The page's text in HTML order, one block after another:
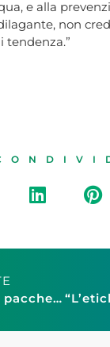
e alla
non
tendenza.”
Direttiva Ue pacchetti turistici, Assoturismo e Assoviaggi: “Serve maggiore chiarezza e trasparenza per imprese turistiche”